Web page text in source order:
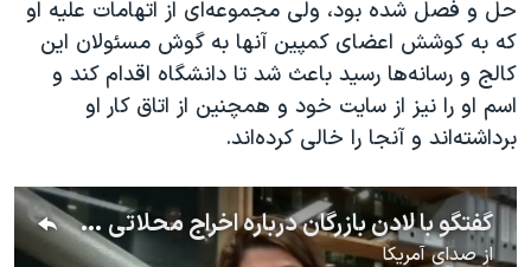
حل و فصل شده بود، ولی مجموعه‌ای از اتهامات علیه او
که به کوشش اعضای کمپین آنها به گوش مسئولان این
کالج و رسانه‌ها رسید باعث شد تا دانشگاه اقدام کند و
اسم او را نیز از سایت خود و همچنین از اتاق کار او
برداشته‌اند و آنجا را خالی کرده‌اند.
گفتگو با لادن بازرگان درباره اخراج محلاتی از دانشگاه اوبرلین و اهدای جایزه نوبل به نرگس محمدی
ازصدای آمریکا